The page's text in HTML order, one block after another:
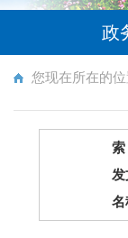
政
您现在所在的位
名